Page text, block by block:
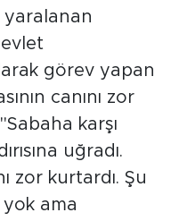
yaralanan
görev yapan
canını zor
karşı
uğradı.
zor kurtardı. Şu
ama